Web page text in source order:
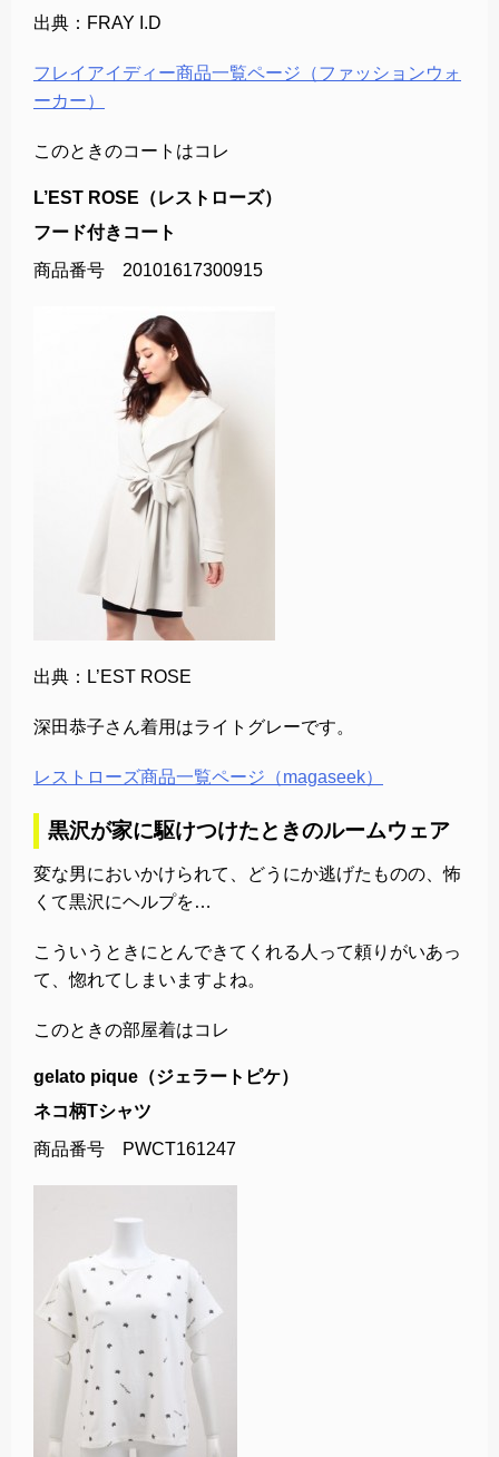
出典：FRAY I.D
フレイアイディー商品一覧ページ（ファッションウォ
ーカー）
このときのコートはコレ
L’EST ROSE（レストローズ）
フード付きコート
商品番号 20101617300915
出典：L’EST ROSE
深田恭子さん着用はライトグレーです。
レストローズ商品一覧ページ（magaseek）
黒沢が家に駆けつけたときのルームウェア
変な男においかけられて、どうにか逃げたものの、怖
くて黒沢にヘルプを…
こういうときにとんできてくれる人って頼りがいあっ
て、惚れてしまいますよね。
このときの部屋着はコレ
gelato pique（ジェラートピケ）
ネコ柄Tシャツ
商品番号 PWCT161247